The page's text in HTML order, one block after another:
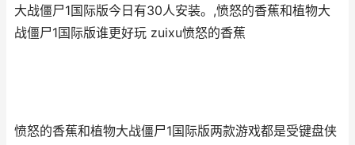
大战僵尸1国际版今日有30人安装。,愤怒的香蕉和植物大
战僵尸1国际版谁更好玩 zuixu愤怒的香蕉
愤怒的香蕉和植物大战僵尸1国际版两款游戏都是受键盘侠